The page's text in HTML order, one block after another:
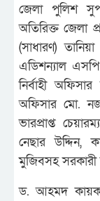
জেলা পুলিশ
অতিরিক্ত জেলা
(সাধারণ)
এডিশন্যাল
নির্বাহী
অফিসার মো.
ভারপ্রাপ্ত
নেছার উদ্দিন,
মুজিবসহ সরকারী
ড. আহমদ